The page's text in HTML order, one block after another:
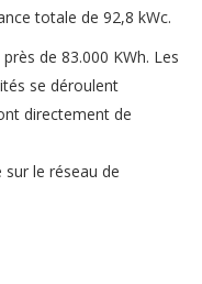
totale de 92,8 kWc.
de 83.000 KWh. Les
se déroulent
directement de
sur le réseau de